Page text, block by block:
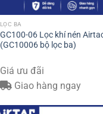
LỌC BA
GC100-06 Lọc khí nén
(GC10006 bộ lọc ba)
Giá ưu đãi
Giao hàng ngay